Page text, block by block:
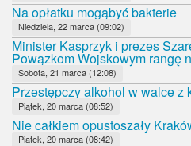
Na opłatku mogąbyć bakterie
Niedziela, 22 marca (09:02)
Minister Kasprzyk i prezes
Powązkom Wojskowym rangę
Sobota, 21 marca (12:08)
Przestępczy alkohol w walce z
Piątek, 20 marca (08:52)
Nie całkiem opustoszały
Piątek, 20 marca (08:42)